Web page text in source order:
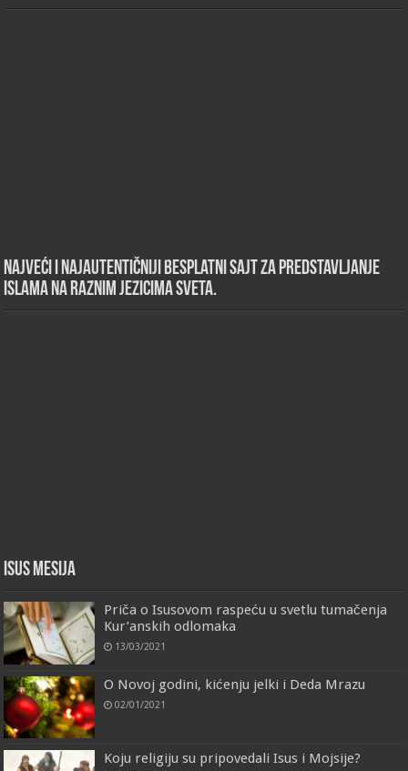
Najveći i najautentičniji besplatni sajt za predstavljanje
islama na raznim jezicima sveta.
Isus Mesija
Priča o Isusovom raspeću u svetlu tumačenja
Kur’anskih odlomaka
13/03/2021
O Novoj godini, kićenju jelki i Deda Mrazu
02/01/2021
Koju religiju su pripovedali Isus i Mojsije?